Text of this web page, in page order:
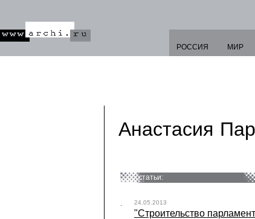
РОССИЯ МИР
Анастасия
статьи:
24.05.2013
"Строительство